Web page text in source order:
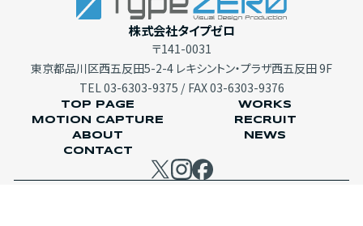
株式会社タイプゼロ
〒141-0031
東京都品川区西五反田5-2-4 レキシントン・プラザ西五反田 9F
TEL03-6303-9375 / FAX 03-6303-9376
TOP PAGE
WORKS
MOTION CAPTURE
RECRUIT
ABOUT
NEWS
CONTACT